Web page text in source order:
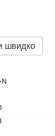
швидко